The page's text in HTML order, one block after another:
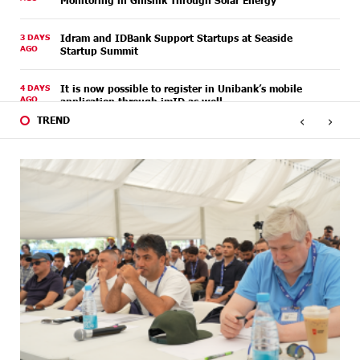
3 DAYS
AGO
Idram and IDBank Support Startups at Seaside
Startup Summit
4 DAYS
AGO
It is now possible to register in Unibank’s mobile
application through imID as well
6 DAYS
“Free In-Game Bonuses”: IDBank Warns About
Moody's affirms Converse Bank's ratings and changes
6 DAYS
AGO
New Achievements in Europe: "Armenian Virtuosos"
Scholarship Recipients Embark on Educational Trips to
Prestigious Music Academies
7 DAYS
AGO
Rate.Trading Platform at Seaside Startup Summit:
IDBank Introduces an Innovative Solution
8 DAYS Khachaturian Rooftop Grand Opening Supported by
TREND ‹ ›